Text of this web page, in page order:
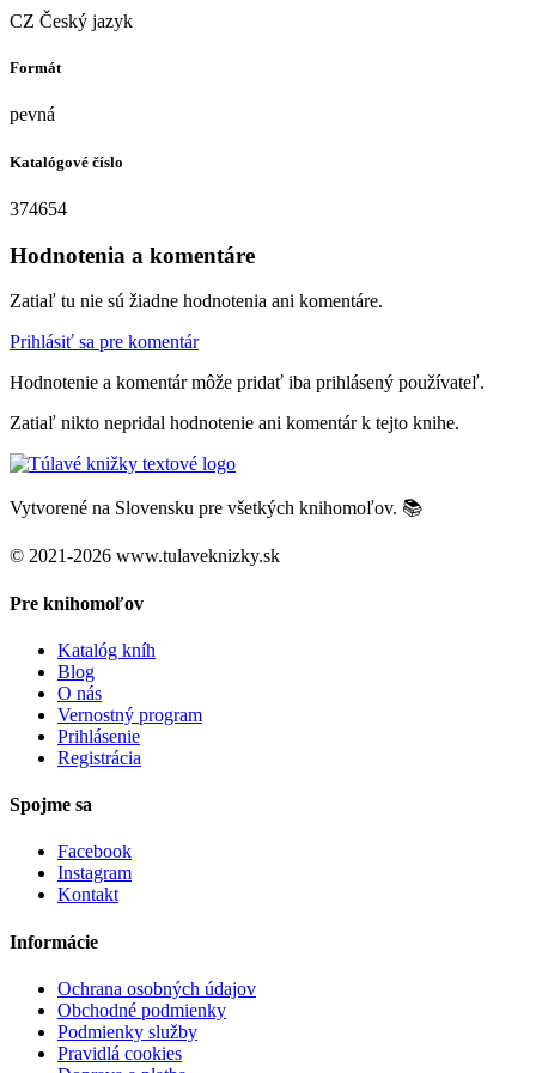
CZ Český jazyk
Formát
pevná
Katalógové číslo
374654
Hodnotenia a komentáre
Zatiaľ tu nie sú žiadne hodnotenia ani komentáre.
Prihlásiť sa pre komentár
Hodnotenie a komentár môže pridať iba prihlásený používateľ.
Zatiaľ nikto nepridal hodnotenie ani komentár k tejto knihe.
Vytvorené na Slovensku pre všetkých knihomoľov. 📚
© 2021-2026 www.tulaveknizky.sk
Pre knihomoľov
Katalóg kníh
Blog
O nás
Vernostný program
Prihlásenie
Registrácia
Spojme sa
Facebook
Instagram
Kontakt
Informácie
Ochrana osobných údajov
Obchodné podmienky
Podmienky služby
Pravidlá cookies